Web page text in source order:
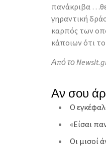
πανάκριβα
γηραντική
καρπός των
κάποιων ότι
Από το
Αν σου
O
«Είσαι
Οι μισοί